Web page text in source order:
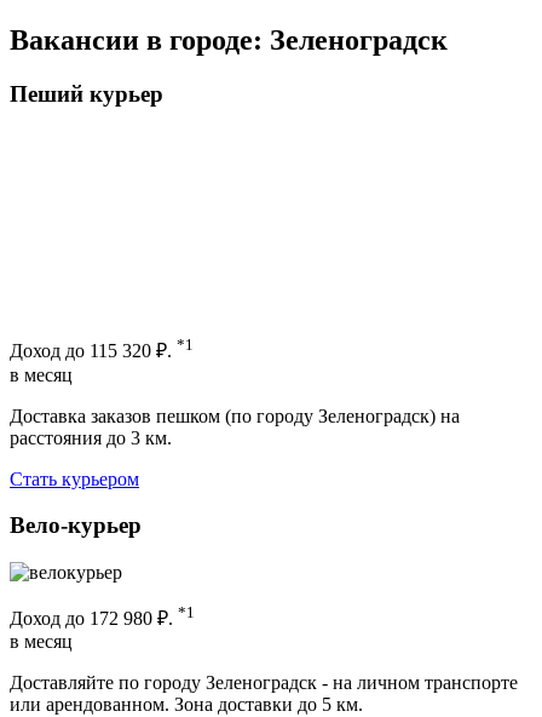
Вакансии в городе: Зеленоградск
Пеший курьер
Доход до 115 320 ₽. *1
в месяц
Доставка заказов пешком (по городу Зеленоградск) на
расстояния до 3 км.
Стать курьером
Вело-курьер
Доход до 172 980 ₽. *1
в месяц
Доставляйте по городу Зеленоградск - на личном транспорте
или арендованном. Зона доставки до 5 км.